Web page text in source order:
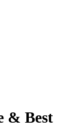
& Best